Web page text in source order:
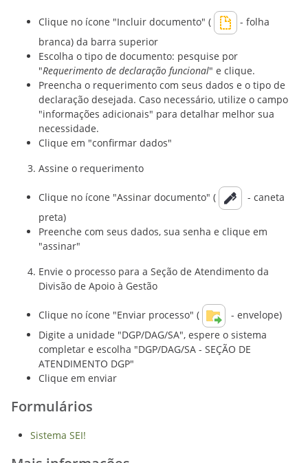
Clique no ícone "Incluir documento" (
- folha
branca) da barra superior
Escolha o tipo de documento: pesquise por
"Requerimento de declaração funcional" e clique.
Preencha o requerimento com seus dados e o tipo de
declaração desejada. Caso necessário, utilize o campo
"informações adicionais" para detalhar melhor sua
necessidade.
Clique em "confirmar dados"
Assine o requerimento
Clique no ícone "Assinar documento" (
- caneta
preta)
Preenche com seus dados, sua senha e clique em
"assinar"
Envie o processo para a Seção de Atendimento da
Divisão de Apoio à Gestão
Clique no ícone "Enviar processo" (
- envelope)
Digite a unidade "DGP/DAG/SA", espere o sistema
completar e escolha "DGP/DAG/SA - SEÇÃO DE
ATENDIMENTO DGP"
Clique em enviar
Formulários
Sistema SEI!